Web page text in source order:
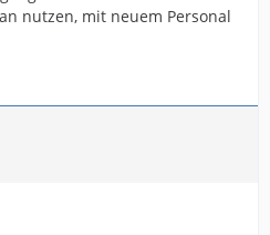
nutzen, mit neuem Personal